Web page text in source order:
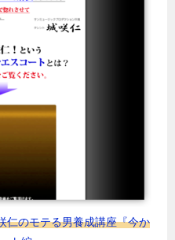
仁のモテる男養成講座『今か